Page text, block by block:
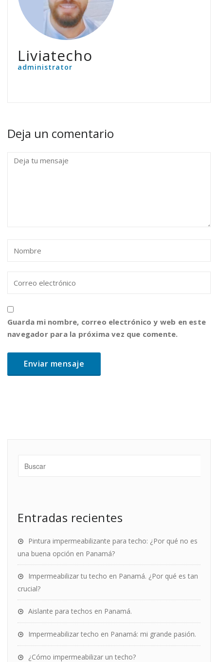
Liviatecho
administrator
Deja un comentario
Guarda mi nombre, correo electrónico y web en este
navegador para la próxima vez que comente.
Entradas recientes
Pintura impermeabilizante para techo: ¿Por qué no es
una buena opción en Panamá?
Impermeabilizar tu techo en Panamá. ¿Por qué es tan
crucial?
Aislante para techos en Panamá.
Impermeabilizar techo en Panamá: mi grande pasión.
¿Cómo impermeabilizar un techo?